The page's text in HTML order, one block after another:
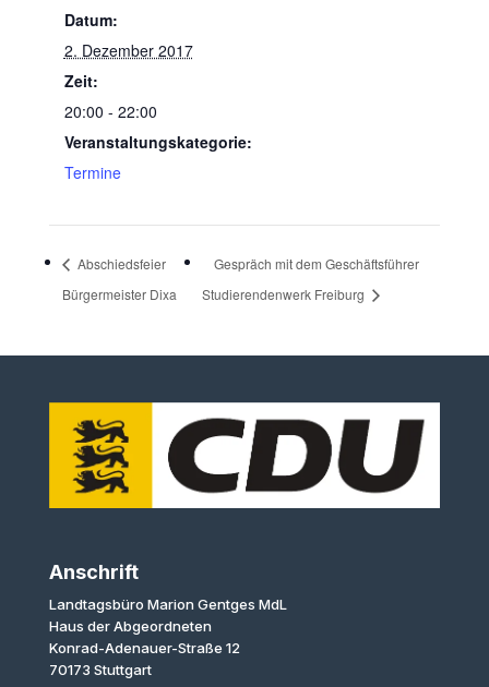
Datum:
2. Dezember 2017
Zeit:
20:00 - 22:00
Veranstaltungskategorie:
Termine
Abschiedsfeier
Bürgermeister Dixa
Gespräch mit dem Geschäftsführer
Studierendenwerk Freiburg
Anschrift
Landtagsbüro Marion Gentges MdL
Haus der Abgeordneten
Konrad-Adenauer-Straße 12
70173 Stuttgart